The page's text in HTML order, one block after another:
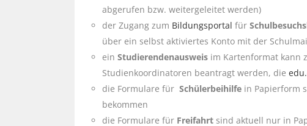
abgerufen bzw. weitergeleitet werden)
der Zugang zum Bildungsportal für
über ein selbst aktiviertes Konto mit der
ein Studierendenausweis im Kartenformat kann
Studienkoordinatoren beantragt werden, die
die Formulare für Schülerbeihilfe in Papierform
bekommen
die Formulare für Freifahrt sind aktuell nur in